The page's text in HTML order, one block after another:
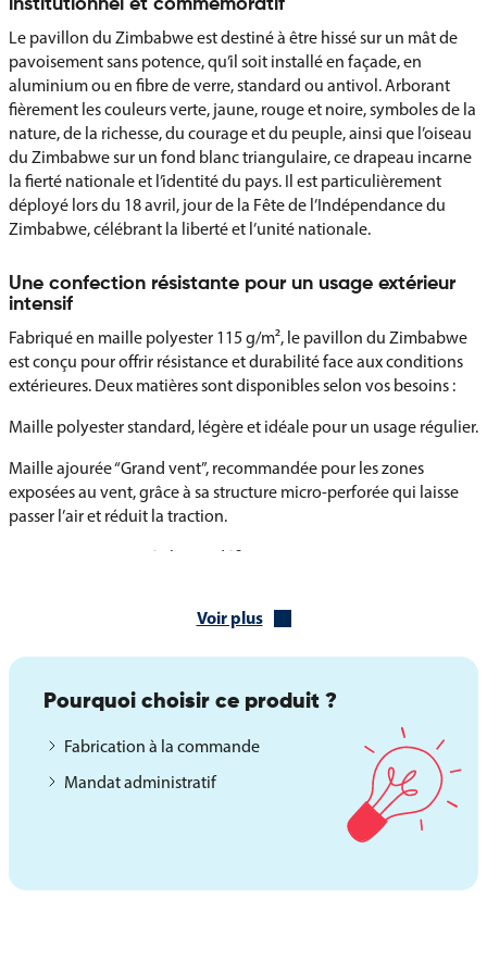
institutionnel et commémoratif
Le pavillon du Zimbabwe est destiné à être hissé sur un mât de
pavoisement sans potence, qu’il soit installé en façade, en
aluminium ou en fibre de verre, standard ou antivol. Arborant
fièrement les couleurs verte, jaune, rouge et noire, symboles de la
nature, de la richesse, du courage et du peuple, ainsi que l’oiseau
du Zimbabwe sur un fond blanc triangulaire, ce drapeau incarne
la fierté nationale et l’identité du pays. Il est particulièrement
déployé lors du 18 avril, jour de la Fête de l’Indépendance du
Zimbabwe, célébrant la liberté et l’unité nationale.
Une confection résistante pour un usage extérieur
intensif
Fabriqué en maille polyester 115 g/m², le pavillon du Zimbabwe
est conçu pour offrir résistance et durabilité face aux conditions
extérieures. Deux matières sont disponibles selon vos besoins :
Maille polyester standard, légère et idéale pour un usage régulier.
Maille ajourée “Grand vent”, recommandée pour les zones
exposées au vent, grâce à sa structure micro-perforée qui laisse
passer l’air et réduit la traction.
L’impression traversée haute définition garantit une restitution
pavillon. Les coutures renforcées assurent une tenue
irréprochable dans le temps, même lors d’un usage fréquent sur
mât.
Voir plus
Pourquoi choisir ce produit ?
Fabrication à la commande
Mandat administratif